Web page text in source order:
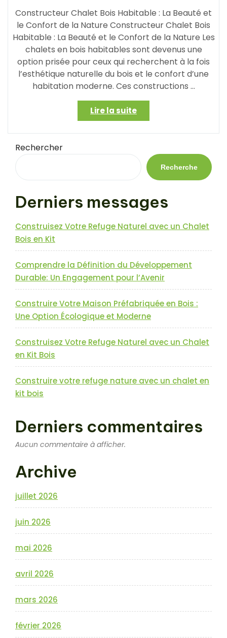
Constructeur Chalet Bois Habitable : La Beauté et
le Confort de la Nature Constructeur Chalet Bois
Habitable : La Beauté et le Confort de la Nature Les
chalets en bois habitables sont devenus une
option prisée pour ceux qui recherchent à la fois
l’esthétique naturelle du bois et le confort d’une
habitation moderne. Ces constructions …
Lire la suite« Constructeur
de
Chalet
Bois
Habitable
:
Parfaite
de
l’Élégance
Naturelle »
Rechercher
Recherche
Derniers messages
Construisez Votre Refuge Naturel avec un Chalet
Bois en Kit
Comprendre la Définition du Développement
Durable: Un Engagement pour l’Avenir
Construire Votre Maison Préfabriquée en Bois :
Une Option Écologique et Moderne
Construisez Votre Refuge Naturel avec un Chalet
en Kit Bois
Construire votre refuge nature avec un chalet en
kit bois
Derniers commentaires
Aucun commentaire à afficher.
Archive
juillet 2026
juin 2026
mai 2026
avril 2026
mars 2026
février 2026